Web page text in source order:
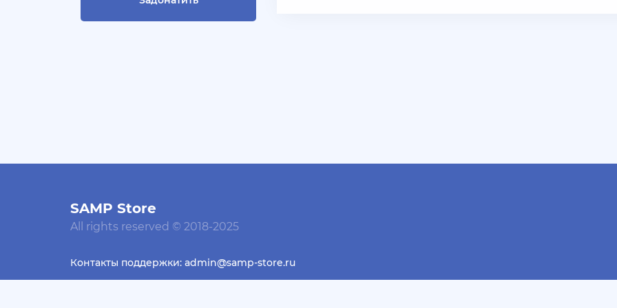
СКУПАЮ АККАУНТЫ БЛЕК
BLACK***SSIAN 3-5 ЛВЛ TG
@Yorshik1488
28 Июля 2026г в 19:10
jagermeister
SAMP Store
All rights reserved © 2018-2025
Контакты поддержки: admin@samp-store.ru